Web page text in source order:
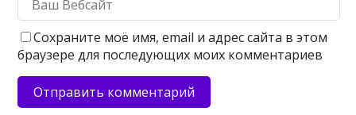
Сохраните моё имя, email и адрес сайта в этом
браузере для последующих моих комментариев